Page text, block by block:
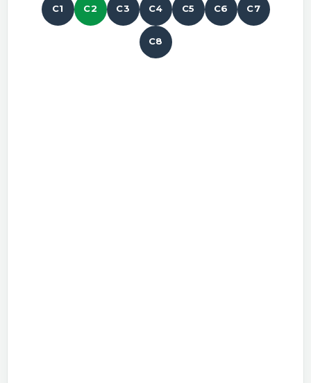
C1 C2 C3 C4 C5 C6 C7
C8